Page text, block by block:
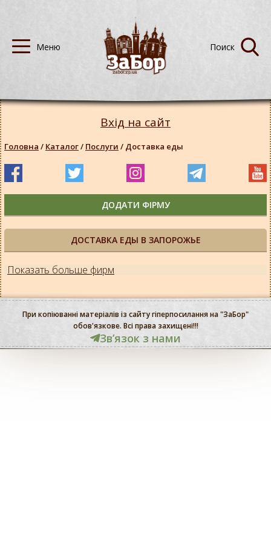
ДОСТАВКА ЕДЫ В ЗАПОРОЖЬЕ
Показать больше фирм
Вхід на сайт
Головна / Каталог/ Послуги / Доставка еды
ДОДАТИ ФІРМУ
При копіюванні матеріалів із сайту гіперпосилання на "ЗаБор"
обов'язкове. Всі права захищені!!!
Звʼязок з нами